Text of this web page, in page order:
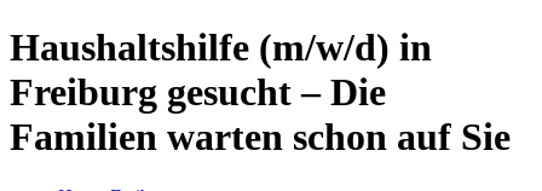
Haushaltshilfe (m/w/d) in
Freiburg gesucht – Die
Familien warten schon auf Sie